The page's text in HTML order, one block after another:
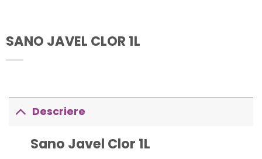
SANO JAVEL CLOR 1L
Descriere
Sano Javel Clor 1L